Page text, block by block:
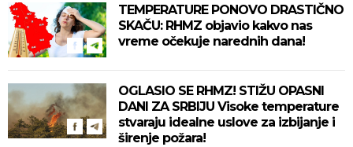
TEMPERATURE PONOVO DRASTIČNO
SKAČU: RHMZ objavio kakvo nas
vreme očekuje narednih dana!
OGLASIO SE RHMZ! STIŽU OPASNI
DANI ZA SRBIJU Visoke temperature
stvaraju idealne uslove za izbijanje i
širenje požara!